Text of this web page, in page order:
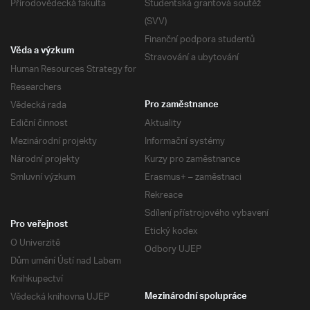
Přírodovědecká fakulta
Studentská grantová soutěž
(SVV)
Finanční podpora studentů
Stravování a ubytování
Věda a výzkum
Human Resources Strategy for
Researchers
Vědecká rada
Ediční činnost
Mezinárodní projekty
Národní projekty
Smluvní výzkum
Pro zaměstnance
Aktuality
Informační systémy
Kurzy pro zaměstnance
Erasmus+ – zaměstnaci
Rekreace
Sdílení přístrojového vybavení
Etický kodex
Odbory UJEP
Pro veřejnost
O Univerzitě
Dům umění Ústí nad Labem
Knihkupectví
Vědecká knihovna UJEP
Mezinárodní spolupráce